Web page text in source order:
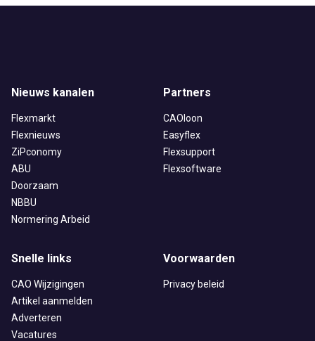
Nieuws kanalen
Flexmarkt
Flexnieuws
ZiPconomy
ABU
Doorzaam
NBBU
Normering Arbeid
Partners
CAOloon
Easyflex
Flexsupport
Flexsoftware
Snelle links
CAO Wijzigingen
Artikel aanmelden
Adverteren
Vacatures
Voorwaarden
Privacy beleid